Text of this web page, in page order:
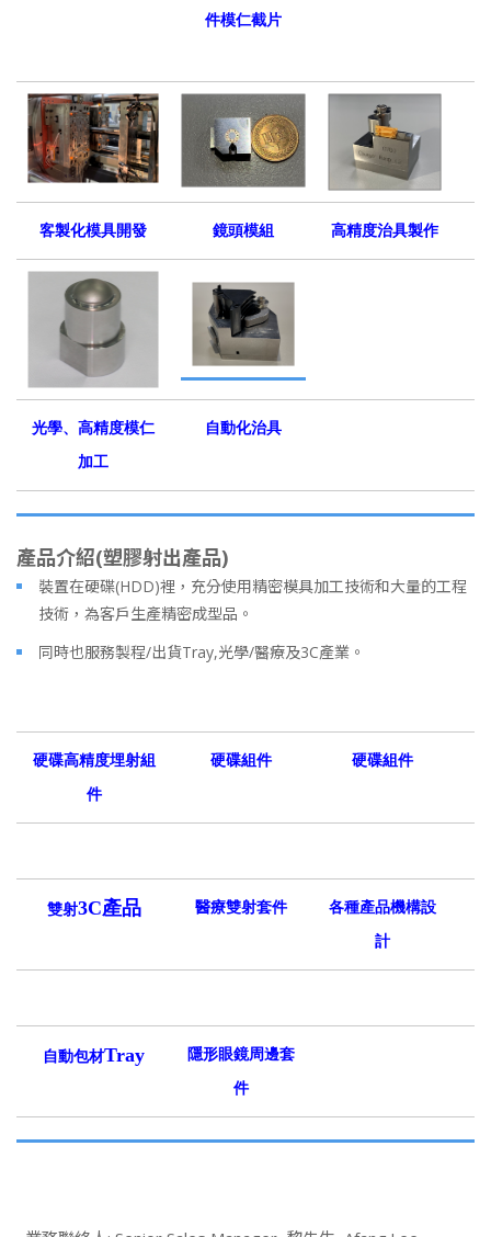
件模仁截片
客製化模具開發 鏡頭模組 高精度治具製作
光學、高精度模仁
加工
自動化治具
產品介紹(塑膠射出產品)
裝置在硬碟(HDD)裡，充分使用精密模具加工技術和大量的工程
技術，為客戶生產精密成型品。
同時也服務製程/出貨Tray,光學/醫療及3C產業。
硬碟高精度埋射組
件
硬碟組件 硬碟組件
雙射3C產品 醫療雙射套件 各種產品機構設
計
自動包材Tray 隱形眼鏡周邊套
件